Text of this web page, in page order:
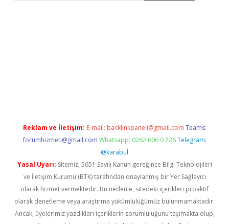
Reklam ve İletişim: E-mail: backlinkpaneli@gmail.com Teams:
forumhizmeti@gmail.com Whatsapp: 0262 606 0 726 Telegram:
@karabul
Yasal Uyarı: Sitemiz, 5651 Sayılı Kanun gereğince Bilgi Teknolojileri
ve İletişim Kurumu (BTK) tarafından onaylanmış bir Yer Sağlayıcı
olarak hizmet vermektedir. Bu nedenle, sitedeki içerikleri proaktif
olarak denetleme veya araştırma yükümlülüğümüz bulunmamaktadır.
Ancak, üyelerimiz yazdıkları içeriklerin sorumluluğunu taşımakta olup,